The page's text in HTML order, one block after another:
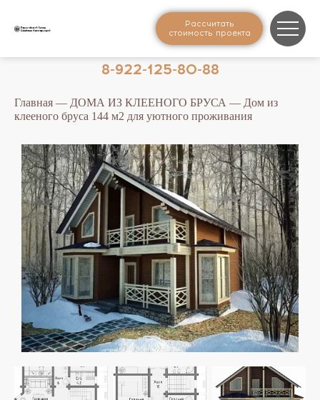
Рассчитать
стоимость проекта
8-922-125-80-88
Главная — ДОМА ИЗ КЛЕЕНОГО БРУСА — Дом из
клееного бруса 144 м2 для уютного проживания